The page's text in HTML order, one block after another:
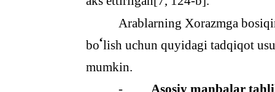
Arablarning Xorazmga
bo‘lish uchun quyidagi tadqiqot
mumkin.
-
Asosiy manbalar